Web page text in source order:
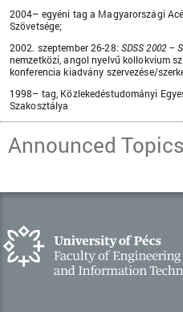
2004– egyéni tag a Magyarországi
Szövetsége;
2002. szeptember 26-28: SDSS 2002 –
nemzetközi, angol nyelvű kollokvium
konferencia kiadvány szervezése/
1998– tag, Közlekedéstudományi
Szakosztálya
Announced Topics